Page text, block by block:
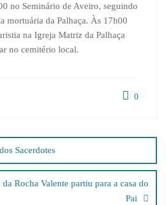
no Seminário de Aveiro, seguindo
mortuária da Palhaça. Às 17h00
na Igreja Matriz da Palhaça
no cemitério local.
0
Sacerdotes
Rocha Valente partiu para a casa do
Pai